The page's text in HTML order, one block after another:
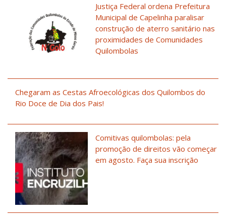
Justiça Federal ordena Prefeitura
Municipal de Capelinha paralisar
construção de aterro sanitário nas
proximidades de Comunidades
Quilombolas
Chegaram as Cestas Afroecológicas dos Quilombos do
Rio Doce de Dia dos Pais!
Comitivas quilombolas: pela
promoção de direitos vão começar
em agosto. Faça sua inscrição